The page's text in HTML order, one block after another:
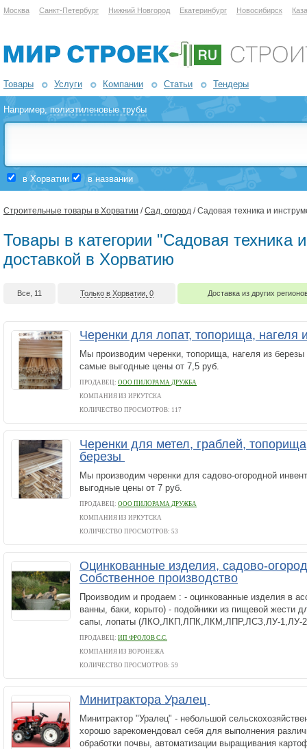
Москва Санкт-Петербург Нижний Новгород Екатеринбург Новосибирск
Товары Услуги Компании Статьи Тендеры
Например,полиэтиленовые трубы
в Хорватии в названии
Строительные товары в Хорватии /Сад, огород / Садовая техника и
Товары в категории "Садовая техника
доставкой в Хорватию
Все, 11 Только в Хорватии, 0 Доставка из других
Черенки для лопат, топорища, нагеля
Мы производим черенки, топорища, нагеля из
самые выгодные цены от 7,5 руб.
ПРОДАВЕЦ: ООО ПИЛОРАМА ДРУЖБА
КОМПАНИЯ ИЗ ИРКУТСКА
КОЛИЧЕСТВО ПРОСМОТРОВ: 117
Черенки для метел, граблей,
березы
Мы производим черенки для садово-огородной
выгодные цены от 7 руб.
ПРОДАВЕЦ: ООО ПИЛОРАМА ДРУЖБА
КОМПАНИЯ ИЗ ИРКУТСКА
КОЛИЧЕСТВО ПРОСМОТРОВ: 53
Оцинкованные изделия, садово-
Собственное производство
Производим и продаем : - оцинкованные изделия в
ванны, баки, корыто) - подойники из пищевой жести
сапы, лопаты (ЛКО,ЛКП,ЛПК,ЛКМ,ЛПР,ЛСЗ,ЛУ-1,ЛУ-
ПРОДАВЕЦ: ИП ФРОЛОВ С.С.
КОМПАНИЯ ИЗ ВОРОНЕЖА
КОЛИЧЕСТВО ПРОСМОТРОВ: 59
Минитрактора Уралец
Минитрактор "Уралец" - небольшой
хорошо зарекомендовал себя для выполнения
обработки почвы, автоматизации выращивания